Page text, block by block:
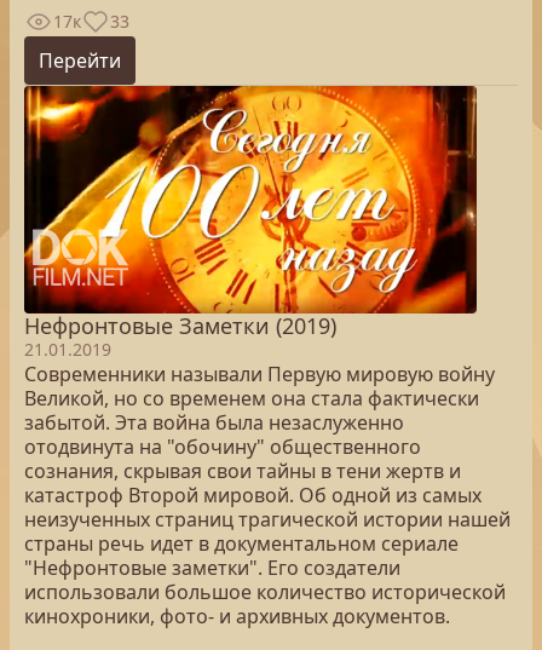
17к 33
Перейти
Нефронтовые Заметки (2019)
21.01.2019
Современники называли Первую мировую войну
Великой, но со временем она стала фактически
забытой. Эта война была незаслуженно
отодвинута на "обочину" общественного
сознания, скрывая свои тайны в тени жертв и
катастроф Второй мировой. Об одной из самых
неизученных страниц трагической истории нашей
страны речь идет в документальном сериале
"Нефронтовые заметки". Его создатели
использовали большое количество исторической
кинохроники, фото- и архивных документов.